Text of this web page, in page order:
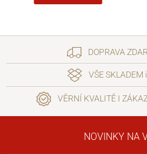
DOPRAVA
VŠE
VĚRNÍ KVALITĚ I
NOVINKY NA